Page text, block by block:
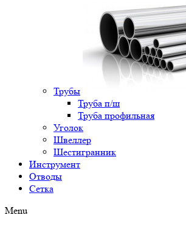
Трубы
Труба п/ш
Труба профильная
Уголок
Швеллер
Шестигранник
Инструмент
Отводы
Сетка
Menu